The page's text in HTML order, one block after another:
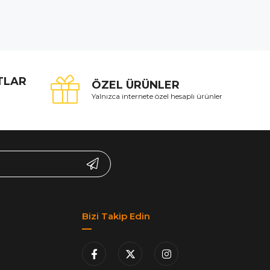
ÖZEL ÜRÜNLER
Yalnızca internete özel hesaplı ürünler
Bizi Takip Edin